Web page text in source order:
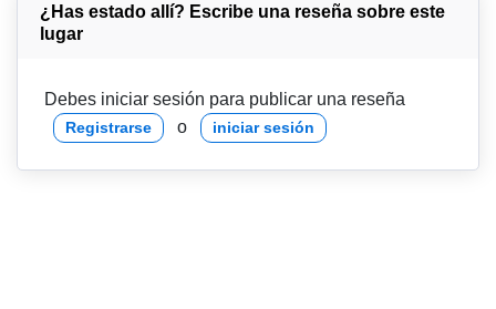
¿Has estado allí? Escribe una reseña sobre este
lugar
Debes iniciar sesión para publicar una reseña
Registrarse o iniciar sesión